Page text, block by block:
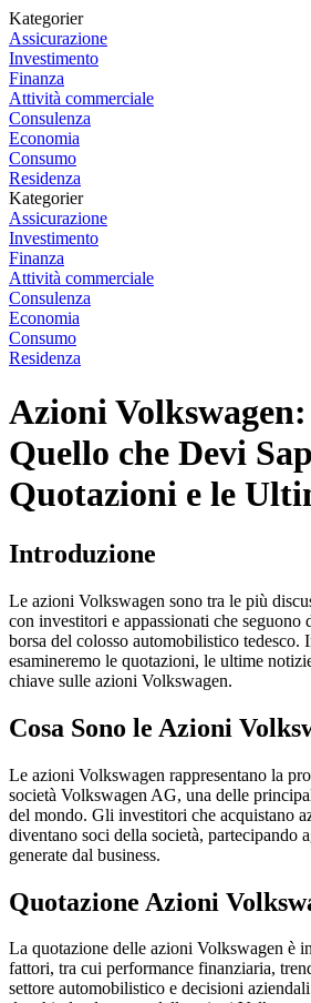
Kategorier
Assicurazione
Investimento
Finanza
Attività commerciale
Consulenza
Economia
Consumo
Residenza
Kategorier
Assicurazione
Investimento
Finanza
Attività commerciale
Consulenza
Economia
Consumo
Residenza
Azioni
Quello che Devi
Quotazioni e le
Introduzione
Le azioni Volkswagen sono tra le più
con investitori e appassionati che seguono
borsa del colosso automobilistico tedesco.
esamineremo le quotazioni, le ultime
chiave sulle azioni Volkswagen.
Cosa Sono le Azioni
Le azioni Volkswagen rappresentano la
società Volkswagen AG, una delle
del mondo. Gli investitori che acquistano
diventano soci della società, partecipando
generate dal business.
Quotazione Azioni
La quotazione delle azioni Volkswagen è
fattori, tra cui performance finanziaria,
settore automobilistico e decisioni